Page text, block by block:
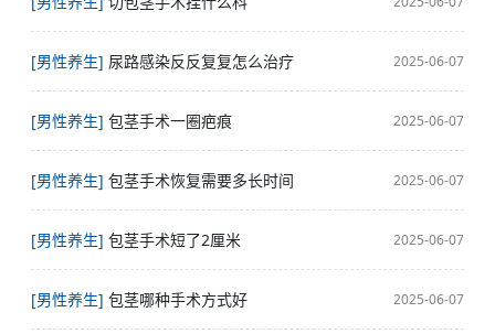
[男性养生] 尿路感染反反复复怎么治疗 2025-06-07
[男性养生] 包茎手术一圈疤痕 2025-06-07
[男性养生] 包茎手术恢复需要多长时间 2025-06-07
[男性养生] 包茎手术短了2厘米 2025-06-07
[男性养生] 包茎哪种手术方式好 2025-06-07